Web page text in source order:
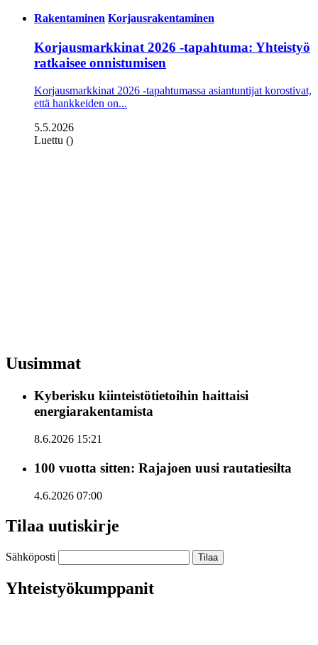
Rakentaminen Korjausrakentaminen
Korjausmarkkinat 2026 -tapahtuma: Yhteistyö
ratkaisee onnistumisen
Korjausmarkkinat 2026 -tapahtumassa asiantuntijat korostivat,
että hankkeiden on...
5.5.2026
Luettu ()
Uusimmat
Kyberisku kiinteistötietoihin haittaisi
energiarakentamista
8.6.2026 15:21
100 vuotta sitten: Rajajoen uusi rautatiesilta
4.6.2026 07:00
Tilaa uutiskirje
Sähköposti
Yhteistyökumppanit